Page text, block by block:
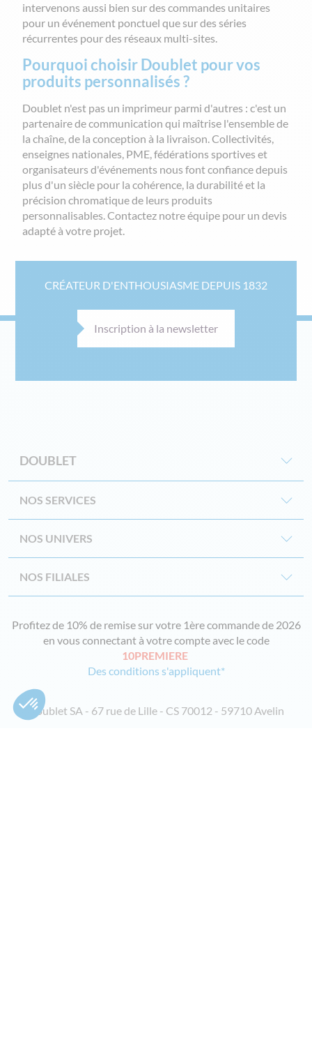
intervenons aussi bien sur des commandes unitaires
pour un événement ponctuel que sur des séries
récurrentes pour des réseaux multi-sites.
Pourquoi choisir Doublet pour vos
produits personnalisés ?
Doublet n'est pas un imprimeur parmi d'autres : c'est un
partenaire de communication qui maîtrise l'ensemble de
la chaîne, de la conception à la livraison. Collectivités,
enseignes nationales, PME, fédérations sportives et
organisateurs d'événements nous font confiance depuis
plus d'un siècle pour la cohérence, la durabilité et la
précision chromatique de leurs produits
personnalisables. Contactez notre équipe pour un devis
adapté à votre projet.
CRÉATEUR D'ENTHOUSIASME DEPUIS 1832
Inscription à la newsletter
DOUBLET
NOS SERVICES
NOS UNIVERS
NOS FILIALES
Profitez de 10% de remise sur votre 1ère commande de 2026
en vous connectant à votre compte avec le code
10PREMIERE
Des conditions s'appliquent*
Doublet SA - 67 rue de Lille - CS 70012 - 59710 Avelin